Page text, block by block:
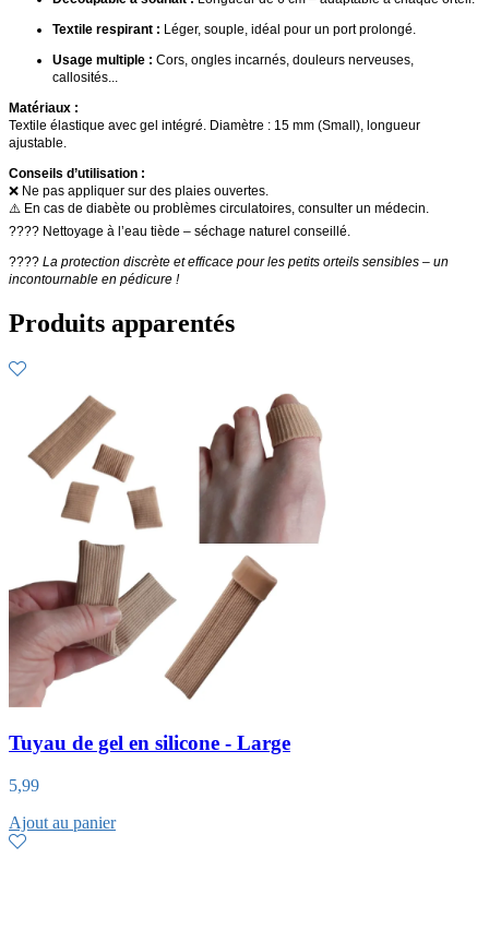
Textile respirant : Léger, souple, idéal pour un port prolongé.
Usage multiple : Cors, ongles incarnés, douleurs nerveuses,
callosités...
Matériaux :
Textile élastique avec gel intégré. Diamètre : 15 mm (Small), longueur
ajustable.
Conseils d’utilisation :
❌ Ne pas appliquer sur des plaies ouvertes.
⚠️ En cas de diabète ou problèmes circulatoires, consulter un médecin.
???? Nettoyage à l’eau tiède – séchage naturel conseillé.
???? La protection discrète et efficace pour les petits orteils sensibles – un
incontournable en pédicure !
Produits apparentés
Tuyau de gel en silicone - Large
5,99
Ajout au panier